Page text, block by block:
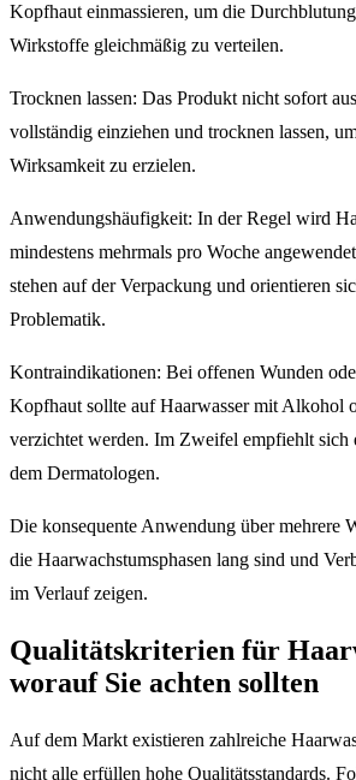
Kopfhaut einmassieren, um die
Wirkstoffe gleichmäßig zu verteilen.
Trocknen lassen: Das Produkt nicht sofort
vollständig einziehen und trocknen lassen,
Wirksamkeit zu erzielen.
Anwendungshäufigkeit: In der Regel wird
mindestens mehrmals pro Woche
stehen auf der Verpackung und orientieren
Problematik.
Kontraindikationen: Bei offenen Wunden
Kopfhaut sollte auf Haarwasser mit Alkohol
verzichtet werden. Im Zweifel empfiehlt sich
dem Dermatologen.
Die konsequente Anwendung über mehrere
die Haarwachstumsphasen lang sind und
im Verlauf zeigen.
Qualitätskriterien für
worauf Sie achten sollten
Auf dem Markt existieren zahlreiche
nicht alle erfüllen hohe Qualitätsstandards.